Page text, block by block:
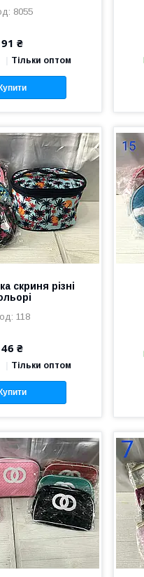
8055
91 ₴
Тільки оптом
скриня різні
118
46 ₴
Тільки оптом
Купити